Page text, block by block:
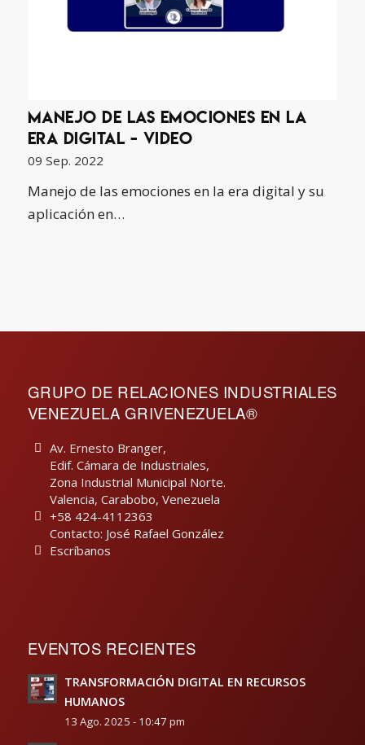
Manejo de las emociones en la
era digital - video
09 Sep. 2022
Manejo de las emociones en la era digital y su
aplicación en…
GRUPO DE RELACIONES INDUSTRIALES
VENEZUELA GRIVENEZUELA®
Av. Ernesto Branger,
Edif. Cámara de Industriales,
Zona Industrial Municipal Norte.
Valencia, Carabobo, Venezuela
+58 424-4112363
Contacto: José Rafael González
Escríbanos
EVENTOS RECIENTES
TRANSFORMACIÓN DIGITAL EN RECURSOS
HUMANOS
13 Ago. 2025 - 10:47 pm